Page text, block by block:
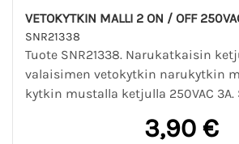
VETOKYTKIN MALLI 2 ON / OFF
SNR21338
Tuote SNR21338. Narukatkaisin
valaisimen vetokytkin narukytkin
kytkin mustalla ketjulla 250VAC 3A.
3,90 €